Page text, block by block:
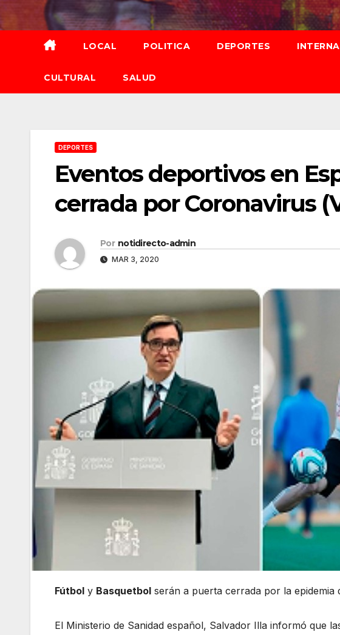
al
contenido
LOCAL POLITICA DEPORTES
CULTURAL SALUD
DEPORTES
Eventos deportivos en
cerrada por Coronavirus
Por notidirecto-admin
MAR 3, 2020
Fútbol y Basquetbol serán a puerta cerrada por la epidemia
El Ministerio de Sanidad español, Salvador Illa informó que